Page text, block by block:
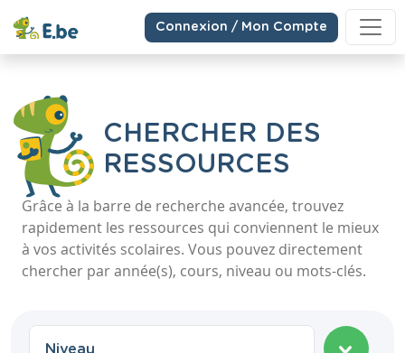
Connexion / Mon Compte
CHERCHER DES
RESSOURCES
Grâce à la barre de recherche avancée, trouvez
rapidement les ressources qui conviennent le mieux
à vos activités scolaires. Vous pouvez directement
chercher par année(s), cours, niveau ou mots-clés.